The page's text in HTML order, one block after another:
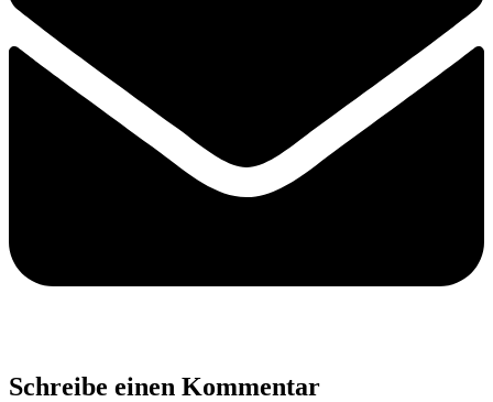
Schreibe einen Kommentar